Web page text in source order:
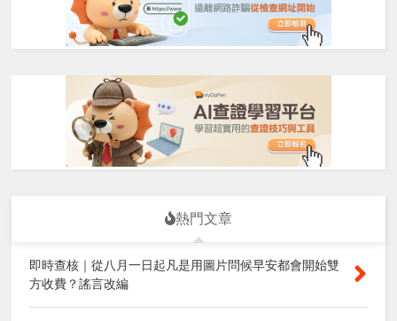
熱門文章
即時查核｜從八月一日起凡是用圖片問候早安都會開始雙
方收費？謠言改編